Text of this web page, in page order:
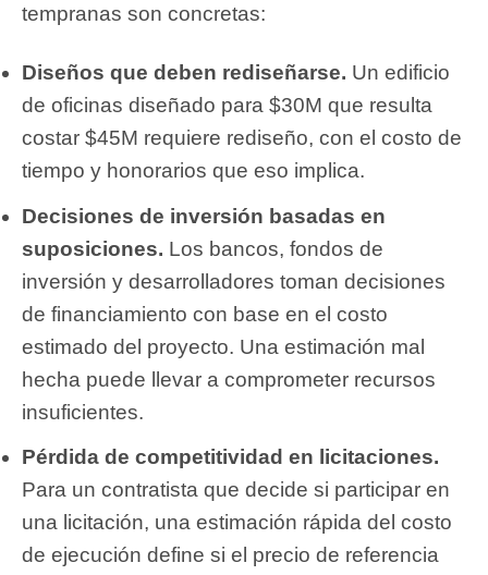
tempranas son concretas:
Diseños que deben rediseñarse. Un edificio
de oficinas diseñado para $30M que resulta
costar $45M requiere rediseño, con el costo de
tiempo y honorarios que eso implica.
Decisiones de inversión basadas en
suposiciones. Los bancos, fondos de
inversión y desarrolladores toman decisiones
de financiamiento con base en el costo
estimado del proyecto. Una estimación mal
hecha puede llevar a comprometer recursos
insuficientes.
Pérdida de competitividad en licitaciones.
Para un contratista que decide si participar en
una licitación, una estimación rápida del costo
de ejecución define si el precio de referencia